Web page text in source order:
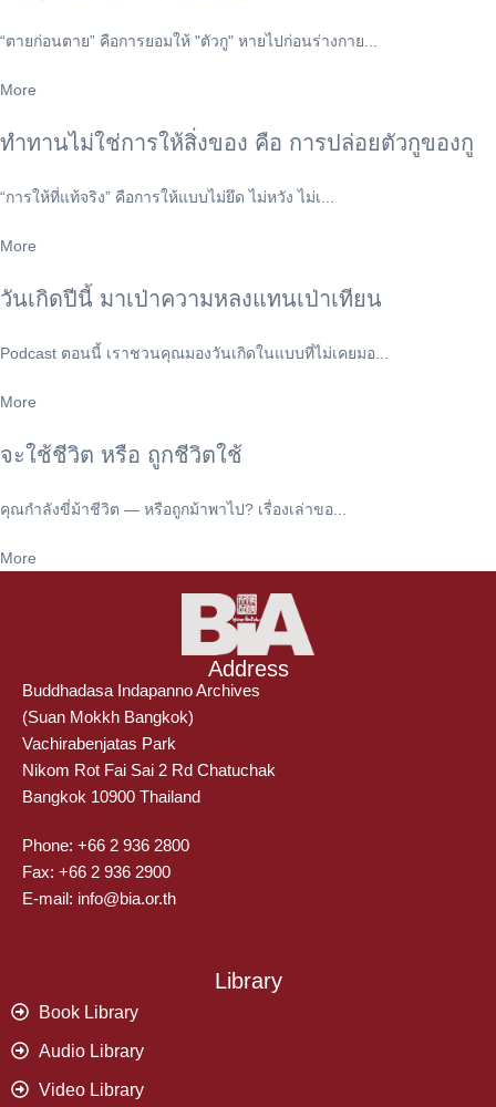
“ตายก่อนตาย” คือการยอมให้ "ตัวกู" หายไปก่อนร่างกาย...
More
ทำทานไม่ใช่การให้สิ่งของ คือ การปล่อยตัวกูของกู
“การให้ที่แท้จริง” คือการให้แบบไม่ยึด ไม่หวัง ไม่เ...
More
วันเกิดปีนี้ มาเป่าความหลงแทนเป่าเทียน
Podcast ตอนนี้ เราชวนคุณมองวันเกิดในแบบที่ไม่เคยมอ...
More
จะใช้ชีวิต หรือ ถูกชีวิตใช้
คุณกำลังขี่ม้าชีวิต — หรือถูกม้าพาไป? เรื่องเล่าขอ...
More
Address
Buddhadasa Indapanno Archives
(Suan Mokkh Bangkok)
Vachirabenjatas Park
Nikom Rot Fai Sai 2 Rd Chatuchak
Bangkok 10900 Thailand
Phone: +66 2 936 2800
Fax: +66 2 936 2900
E-mail: info@bia.or.th
Library
Book Library
Audio Library
Video Library